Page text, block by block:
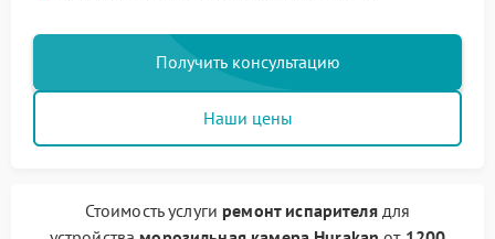
Получить консультацию
Наши цены
Стоимость услуги ремонт испарителядля